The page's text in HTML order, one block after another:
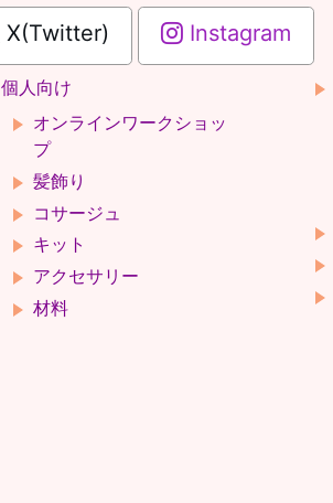
X(Twitter) Instagram
個人向け
オンラインワークショッ
プ
髪飾り
コサージュ
キット
アクセサリー
材料